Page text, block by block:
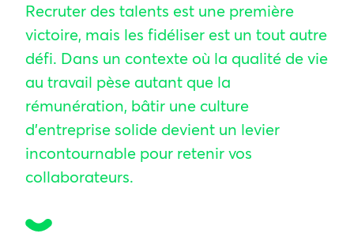
Recruter des talents est une première
victoire, mais les fidéliser est un tout autre
défi. Dans un contexte où la qualité de vie
au travail pèse autant que la
rémunération, bâtir une culture
d’entreprise solide devient un levier
incontournable pour retenir vos
collaborateurs.